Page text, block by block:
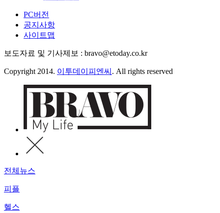
PC버전
공지사항
사이트맵
보도자료 및 기사제보 : bravo@etoday.co.kr
Copyright 2014. 이투데이피엔씨 . All rights reserved
전체뉴스
피플
헬스